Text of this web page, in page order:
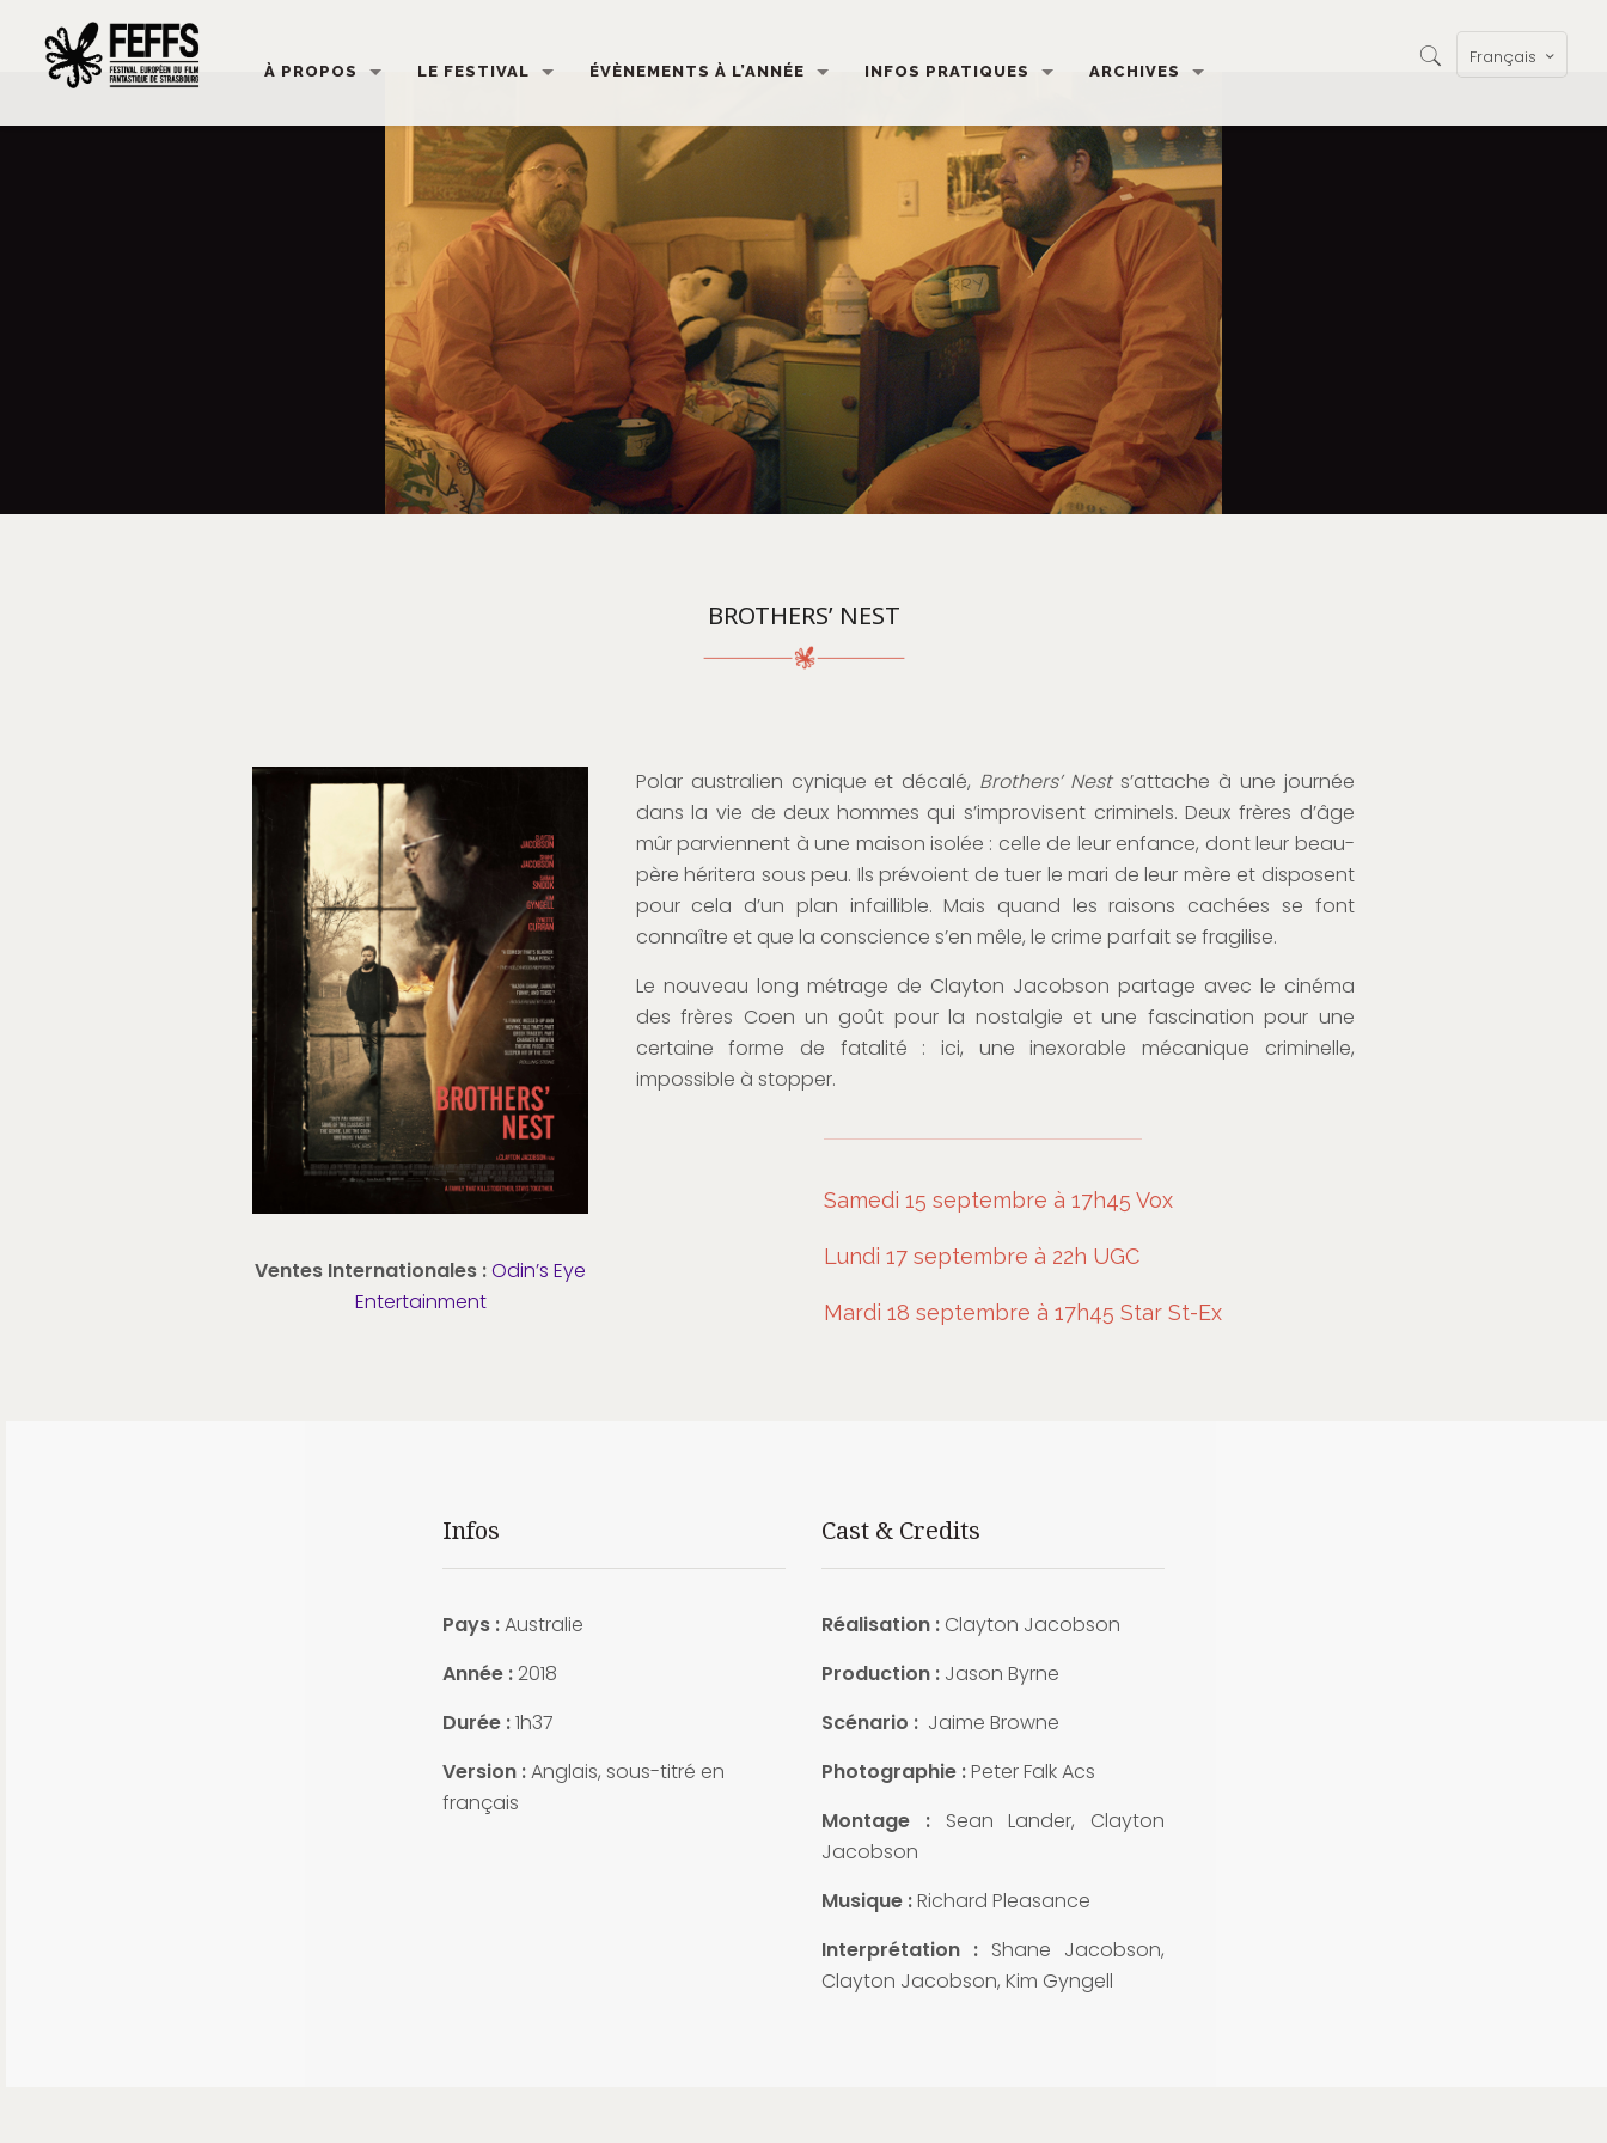
À PROPOS LE FESTIVAL ÉVÈNEMENTS À L’ANNÉE INFOS PRATIQUES ARCHIVES
Français
BROTHERS’ NEST
Ventes Internationales :Odin’s Eye
Entertainment
Polar australien cynique et décalé, Brothers’ Nests’attache à une journée
dans la vie de deux hommes qui s’improvisent criminels. Deux frères d’âge
mûr parviennent à une maison isolée : celle de leur enfance, dont leur beau-
père héritera sous peu. Ils prévoient de tuer le mari de leur mère et disposent
pour cela d’un plan infaillible. Mais quand les raisons cachées se font
connaître et que la conscience s’en mêle, le crime parfait se fragilise.
Le nouveau long métrage de Clayton Jacobson partage avec le cinéma
des frères Coen un goût pour la nostalgie et une fascination pour une
certaine forme de fatalité : ici, une inexorable mécanique criminelle,
impossible à stopper.
Samedi 15 septembre à 17h45 Vox
Lundi 17 septembre à 22h UGC
Mardi 18 septembre à 17h45 Star St-Ex
Infos
Pays :Australie
Année :2018
Durée :1h37
Version :Anglais, sous-titré en
français
Cast & Credits
Réalisation : Clayton Jacobson
Production : Jason Byrne
Scénario : Jaime Browne
Photographie :Peter Falk Acs
Montage : Sean Lander, Clayton
Jacobson
Musique :Richard Pleasance
Interprétation : Shane Jacobson,
Clayton Jacobson, Kim Gyngell